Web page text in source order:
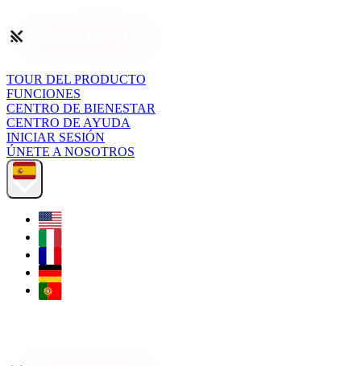
TOUR DEL PRODUCTO
FUNCIONES
CENTRO DE BIENESTAR
CENTRO DE AYUDA
INICIAR SESIÓN
ÚNETE A NOSOTROS